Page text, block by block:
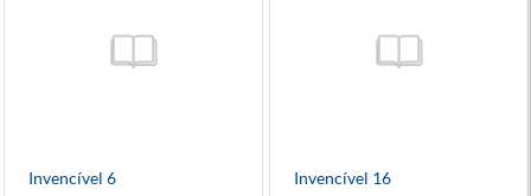
Invencível 6 Invencível 16